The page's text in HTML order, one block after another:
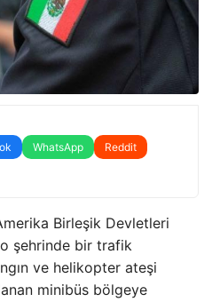
WhatsApp
Reddit
Birleşik Devletleri
şehrinde bir trafik
ve helikopter ateşi
minibüs bölgeye